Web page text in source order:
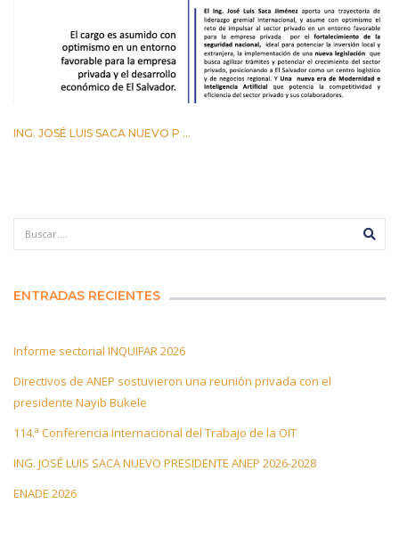
ING. JOSÉ LUIS SACA NUEVO P ...
ENTRADAS RECIENTES
Informe sectorial INQUIFAR 2026
Directivos de ANEP sostuvieron una reunión privada con el
presidente Nayib Bukele
114.ª Conferencia Internacional del Trabajo de la OIT
ING. JOSÉ LUIS SACA NUEVO PRESIDENTE ANEP 2026-2028
ENADE 2026